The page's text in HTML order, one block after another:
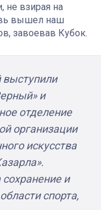
не взирая на
вышел наш
завоевав Кубок.
выступили
и
отделение
организации
искусства
и
спорта,